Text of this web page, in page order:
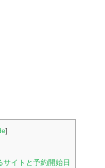
]
サイトと予約開始日